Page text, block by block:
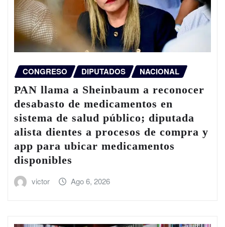
CONGRESO DIPUTADOS NACIONAL
PAN llama a Sheinbaum a reconocer
desabasto de medicamentos en
sistema de salud público; diputada
alista dientes a procesos de compra y
app para ubicar medicamentos
disponibles
victor Ago 6, 2026